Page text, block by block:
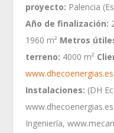
proyecto: Palencia
Año de finalización:
1960 m² Metros
terreno: 4000 m²
www.dhecoenergias.es
Instalaciones: (DH
Ingeniería,